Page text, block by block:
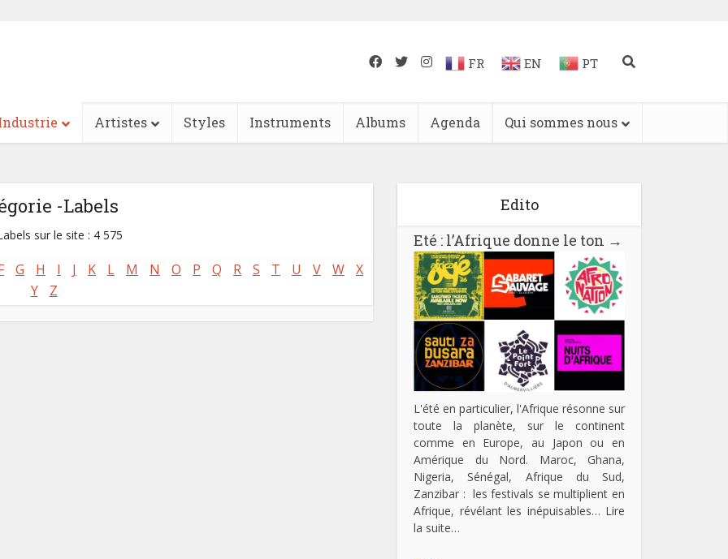
FR EN PT
Artistes Styles Instruments Albums Agenda Qui sommes nous
-Labels
sur le site : 4 575
G H I J K L M N O P Q R S T U V W
X
Y
Z
Edito
Eté : l’Afrique donne le ton →
L'été en particulier, l'Afrique résonne sur
toute la planète, sur le continent
comme en Europe, au Japon ou en
Amérique du Nord. Maroc, Ghana,
Nigeria, Sénégal, Afrique du Sud,
Zanzibar : les festivals se multiplient en
Afrique, révélant les inépuisables… Lire
la suite…